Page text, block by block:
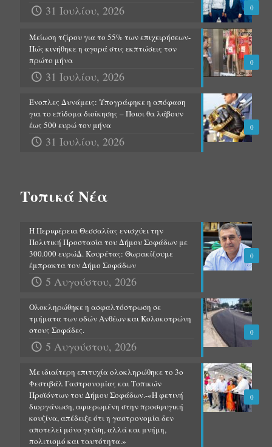
0
31 Ιουλίου, 2026
0
Μείωση τζίρου για το 55% των επιχειρήσεων-
Πώς κινήθηκε η αγορά στις εκπτώσεις τον
πρώτο μήνα
31 Ιουλίου, 2026
0
Ένοπλες Δυνάμεις: Υπογράφηκε η απόφαση
για το επίδομα διοίκησης – Ποιοι θα λάβουν
έως 500 ευρώ τον μήνα
31 Ιουλίου, 2026
Τοπικά Νέα
0
Η Περιφέρεια Θεσσαλίας ενισχύει την
Πολιτική Προστασία του Δήμου Σοφάδων με
300.000 ευρώΔ. Κουρέτας: Θωρακίζουμε
έμπρακτα τον Δήμο Σοφάδων
5 Αυγούστου, 2026
0
Ολοκληρώθηκε η ασφαλτόστρωση σε
τμήματα των οδών Ανθέων και Κολοκοτρώνη
στους Σοφάδες.
5 Αυγούστου, 2026
0
Με ιδιαίτερη επιτυχία ολοκληρώθηκε το 3ο
Φεστιβάλ Γαστρονομίας και Τοπικών
Προϊόντων του Δήμου Σοφάδων.-«Η φετινή
διοργάνωση, αφιερωμένη στην προσφυγική
κουζίνα, απέδειξε ότι η γαστρονομία δεν
αποτελεί μόνο γεύση, αλλά και μνήμη,
πολιτισμό και ταυτότητα.»